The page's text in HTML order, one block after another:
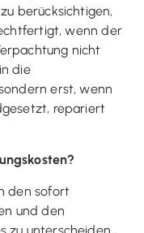
berücksichtigen,
wenn der
nicht
die
erst, wenn
repariert
den sofort
und den
zu unterscheiden.